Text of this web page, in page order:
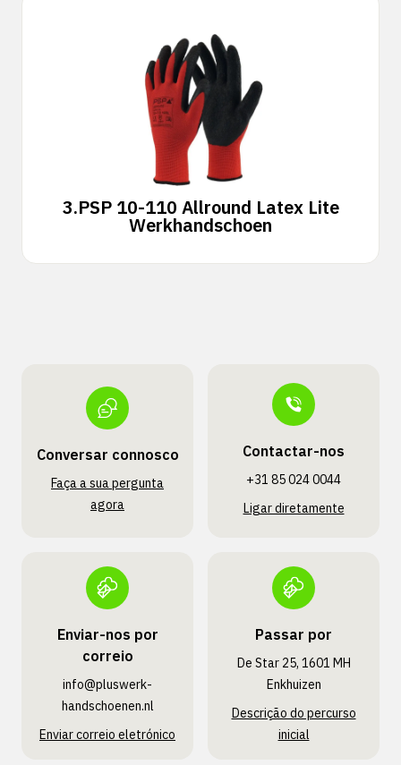
3.PSP 10-110 Allround Latex Lite
Werkhandschoen
Conversar connosco
Faça a sua pergunta
agora
Contactar-nos
+31 85 024 0044
Ligar diretamente
Enviar-nos por
correio
info@pluswerk­
handschoenen.nl
Enviar correio eletrónico
Passar por
De Star 25, 1601 MH
Enkhuizen
Descrição do percurso
inicial